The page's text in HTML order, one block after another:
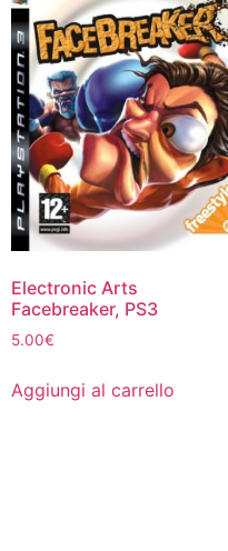
Electronic Arts
Facebreaker, PS3
5.00€
Aggiungi al carrello